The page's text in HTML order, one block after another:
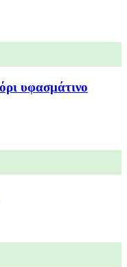
υφασμάτινο